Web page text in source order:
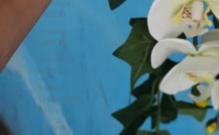
Dominica
(XCD $)
Ecuador
(USD $)
El Salvador
(USD $)
Estados
Unidos (USD
$)
Granada